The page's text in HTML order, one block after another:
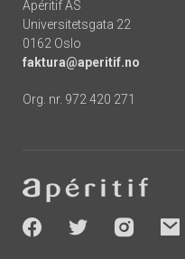
Apéritif AS
Universitetsgata 22
0162 Oslo
faktura@aperitif.no
Org. nr. 972 420 271
-
socials